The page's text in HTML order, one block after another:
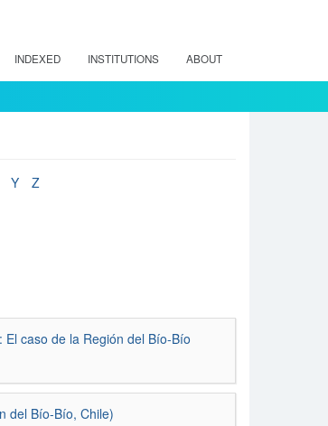
INDEXED INSTITUTIONS ABOUT
Y Z
caso de la Región del Bío-Bío
del Bío-Bío, Chile)